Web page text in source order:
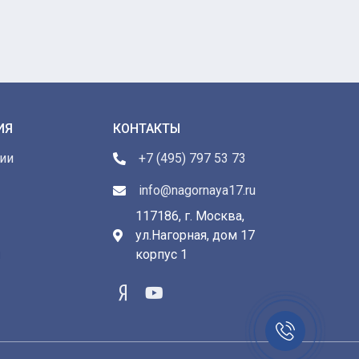
КОНТАКТЫ
+7 (495) 797 53 73
info@nagornaya17.ru
117186, г. Москва,
ул.Нагорная, дом 17
корпус 1
Заказать
звонок